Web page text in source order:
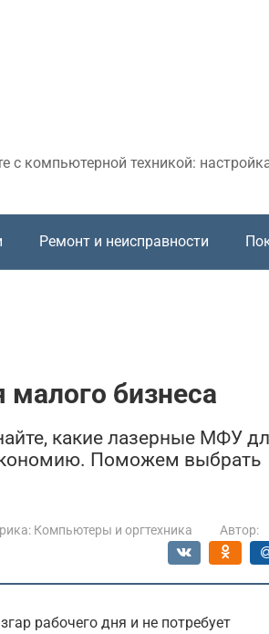
компьютерной техникой:
Ремонт и неисправности
бизнеса
какие лазерные МФУ
Поможем выбрать
Компьютеры и оргтехника
Автор:
рабочего дня и не потребует